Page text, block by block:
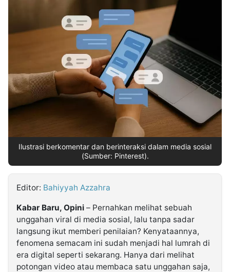
Partner
Dinamikapost.com
Follow
Kabarbaru
Kabarbaru.co
2026
Ilustrasi berkomentar dan berinteraksi dalam media sosial
(Sumber: Pinterest).
Editor: Bahiyyah Azzahra
Kabar Baru, Opini – Pernahkan melihat sebuah
unggahan viral di media sosial, lalu tanpa sadar
langsung ikut memberi penilaian? Kenyataannya,
fenomena semacam ini sudah menjadi hal lumrah di
era digital seperti sekarang. Hanya dari melihat
potongan video atau membaca satu unggahan saja,